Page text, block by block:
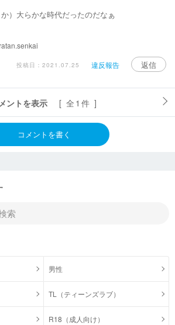
か）大らかな時代だったのだなぁ
投稿日：2021.07.25 違反報告 返信
ントを表示 [ 全1件 ]
コメントを書く
男性
TL（ティーンズラブ）
R18（成人向け）